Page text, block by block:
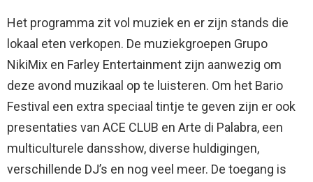
Het programma zit vol muziek en er zijn stands die
lokaal eten verkopen. De muziekgroepen Grupo
NikiMix en Farley Entertainment zijn aanwezig om
deze avond muzikaal op te luisteren. Om het Bario
Festival een extra speciaal tintje te geven zijn er ook
presentaties van ACE CLUB en Arte di Palabra, een
multiculturele dansshow, diverse huldigingen,
verschillende DJ’s en nog veel meer. De toegang is